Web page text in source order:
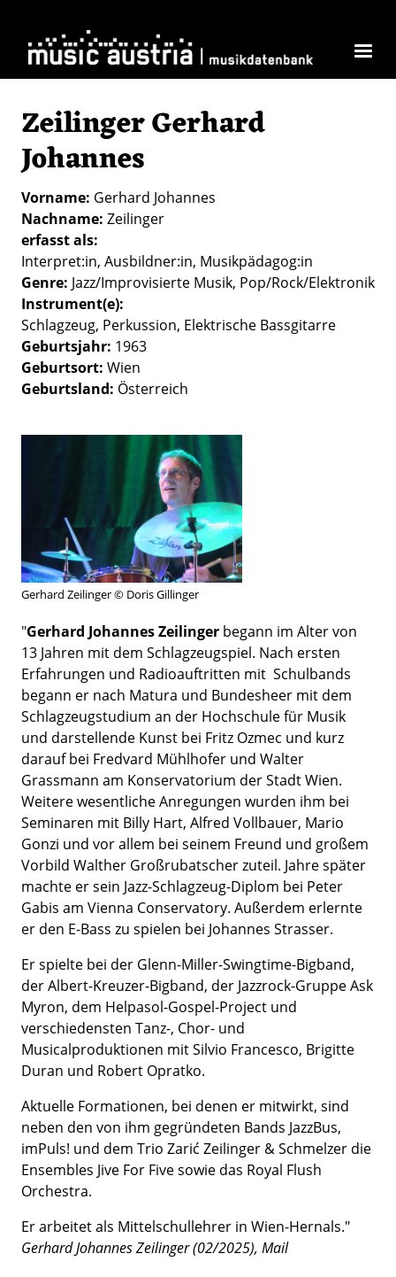
Zeilinger Gerhard
Johannes
Vorname Gerhard Johannes
Nachname Zeilinger
erfasst als
Interpret:in Ausbildner:in Musikpädagog:in
Genre Jazz/Improvisierte Musik Pop/Rock/Elektronik
Instrument(e)
Schlagzeug Perkussion Elektrische Bassgitarre
Geburtsjahr 1963
Geburtsort Wien
Geburtsland Österreich
Gerhard Zeilinger © Doris Gillinger
"Gerhard Johannes Zeilinger begann im Alter von
13 Jahren mit dem Schlagzeugspiel. Nach ersten
Erfahrungen und Radioauftritten mit Schulbands
begann er nach Matura und Bundesheer mit dem
Schlagzeugstudium an der Hochschule für Musik
und darstellende Kunst bei Fritz Ozmec und kurz
darauf bei Fredvard Mühlhofer und Walter
Grassmann am Konservatorium der Stadt Wien.
Weitere wesentliche Anregungen wurden ihm bei
Seminaren mit Billy Hart, Alfred Vollbauer, Mario
Gonzi und vor allem bei seinem Freund und großem
Vorbild Walther Großrubatscher zuteil. Jahre später
machte er sein Jazz-Schlagzeug-Diplom bei Peter
Gabis am Vienna Conservatory. Außerdem erlernte
er den E-Bass zu spielen bei Johannes Strasser.
Er spielte bei der Glenn-Miller-Swingtime-Bigband,
der Albert-Kreuzer-Bigband, der Jazzrock-Gruppe Ask
Myron, dem Helpasol-Gospel-Project und
verschiedensten Tanz-, Chor- und
Musicalproduktionen mit Silvio Francesco, Brigitte
Duran und Robert Opratko.
Aktuelle Formationen, bei denen er mitwirkt, sind
neben den von ihm gegründeten Bands JazzBus,
imPuls! und dem Trio Zarić Zeilinger & Schmelzer die
Ensembles Jive For Five sowie das Royal Flush
Orchestra.
Er arbeitet als Mittelschullehrer in Wien-Hernals."
Gerhard Johannes Zeilinger (02/2025), Mail